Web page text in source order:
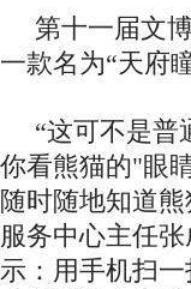
第十一届文
一款名为“天府
“这可不是普
你看熊猫的"眼
随时随地知道
服务中心主任
示：用手机扫